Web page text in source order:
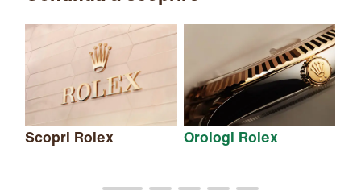
Scopri Rolex Orologi Rolex